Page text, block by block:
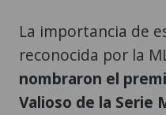
La importancia de
reconocida por la
nombraron el
Valioso de la Serie